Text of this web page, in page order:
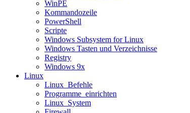
WinPE
Kommandozeile
PowerShell
Scripte
Windows Subsystem for Linux
Windows Tasten und Verzeichnisse
Registry
Windows 9x
Linux
Linux_Befehle
Programme_einrichten
Linux_System